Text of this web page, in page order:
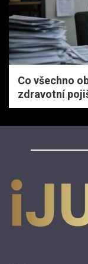
Co všechno
zdravotní